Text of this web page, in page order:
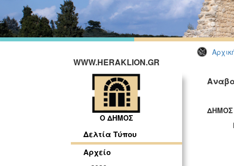
WWW.HERAKLION.GR
Ο ΔΗΜΟΣ
Δελτία Τύπου
Αρχείο
ΔΗΜΟΣ